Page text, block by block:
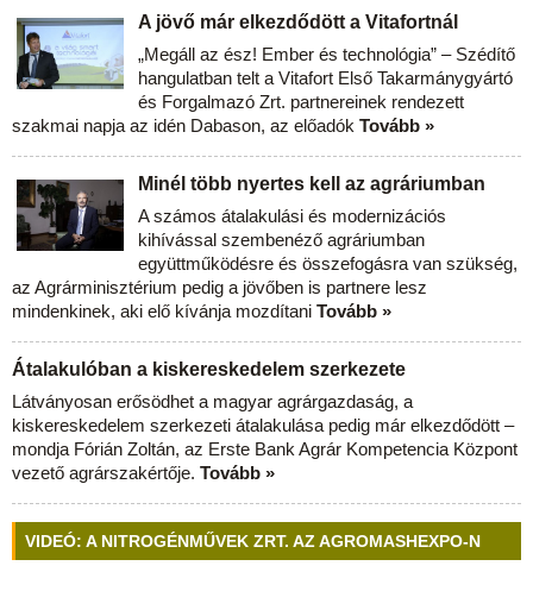
A jövő már elkezdődött a Vitafortnál
„Megáll az ész! Ember és technológia” – Szédítő
hangulatban telt a Vitafort Első Takarmánygyártó
és Forgalmazó Zrt. partnereinek rendezett
szakmai napja az idén Dabason, az előadók Tovább »
Minél több nyertes kell az agráriumban
A számos átalakulási és modernizációs
kihívással szembenéző agráriumban
együttműködésre és összefogásra van szükség,
az Agrárminisztérium pedig a jövőben is partnere lesz
mindenkinek, aki elő kívánja mozdítani Tovább »
Átalakulóban a kiskereskedelem szerkezete
Látványosan erősödhet a magyar agrárgazdaság, a
kiskereskedelem szerkezeti átalakulása pedig már elkezdődött –
mondja Fórián Zoltán, az Erste Bank Agrár Kompetencia Központ
vezető agrárszakértője. Tovább »
VIDEÓ: A NITROGÉNMŰVEK ZRT. AZ AGROMASHEXPO-N